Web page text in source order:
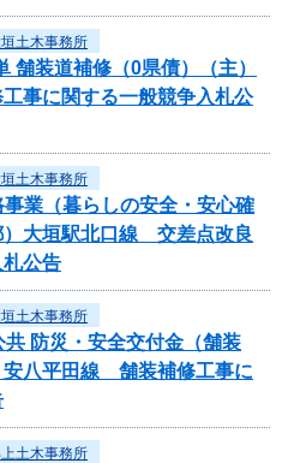
土木事務所
舗装道補修（0県債）（主）
事に関する一般競争入札公
土木事務所
業（暮らしの安全・安心確
）大垣駅北口線 交差点改良
公告
土木事務所
防災・安全交付金（舗装
安八平田線 舗装補修工事に
土木事務所